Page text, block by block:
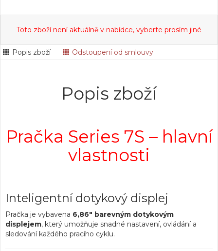
Toto zboží není aktuálně v nabídce, vyberte prosím jiné
Popis zboží Odstoupení od smlouvy
Popis zboží
Pračka Series 7S – hlavní
vlastnosti
Inteligentní dotykový displej
Pračka je vybavena 6,86" barevným dotykovým
displejem, který umožňuje snadné nastavení, ovládání a
sledování každého pracího cyklu.